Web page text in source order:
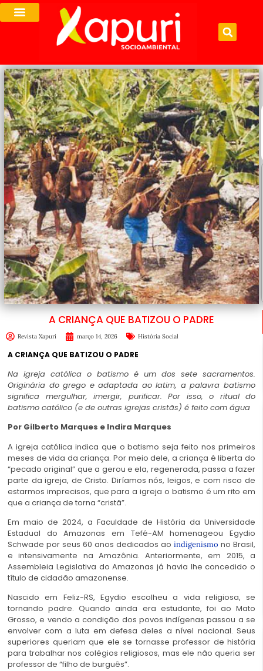
A CRIANÇA QUE BATIZOU O PADRE
Revista Xapuri março 14, 2026 História Social
A CRIANÇA QUE BATIZOU O PADRE
Na igreja católica o batismo é um dos sete sacramentos.
Originária do grego e adaptada ao latim, a palavra batismo
significa mergulhar, imergir, purificar. Por isso, o ritual do
batismo católico (e de outras igrejas cristãs) é feito com água
Por Gilberto Marques e Indira Marques
A igreja católica indica que o batismo seja feito nos primeiros
meses de vida da criança. Por meio dele, a criança é liberta do
“pecado original” que a gerou e ela, regenerada, passa a fazer
parte da igreja, de Cristo. Diríamos nós, leigos, e com risco de
estarmos imprecisos, que para a igreja o batismo é um rito em
que a criança de torna “cristã”.
Em maio de 2024, a Faculdade de História da Universidade
Estadual do Amazonas em Tefé-AM homenageou Egydio
Schwade por seus 60 anos dedicados ao indigenismo no Brasil,
e intensivamente na Amazônia. Anteriormente, em 2015, a
Assembleia Legislativa do Amazonas já havia lhe concedido o
título de cidadão amazonense.
Nascido em Feliz-RS, Egydio escolheu a vida religiosa, se
tornando padre. Quando ainda era estudante, foi ao Mato
Grosso, e vendo a condição dos povos indígenas passou a se
envolver com a luta em defesa deles a nível nacional. Seus
superiores queriam que ele se tornasse professor de história
para trabalhar nos colégios religiosos, mas ele não queria ser
professor de “filho de burguês”.